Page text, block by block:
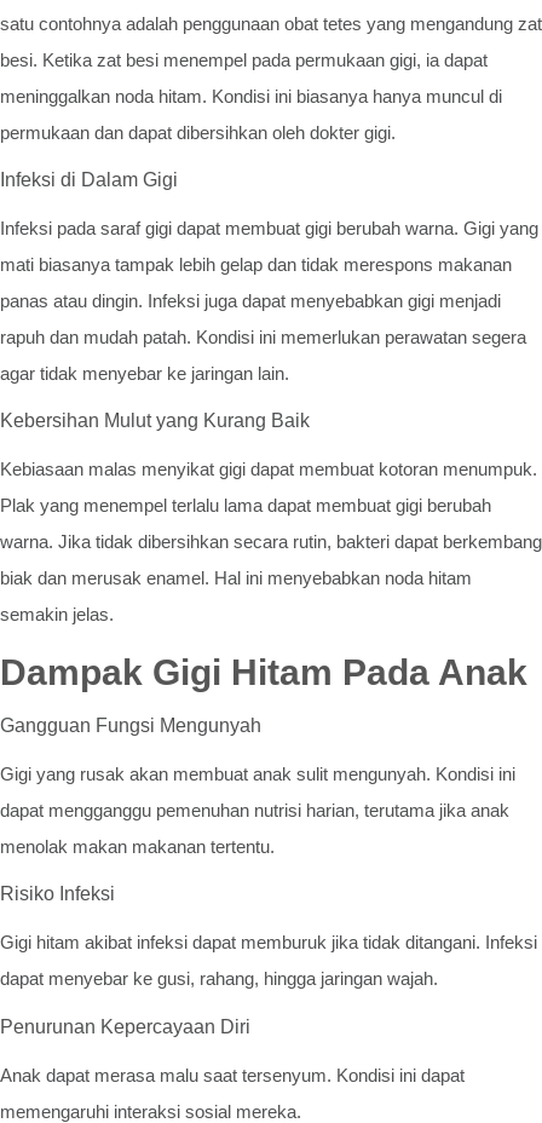
satu contohnya adalah penggunaan obat tetes yang mengandung zat
besi. Ketika zat besi menempel pada permukaan gigi, ia dapat
meninggalkan noda hitam. Kondisi ini biasanya hanya muncul di
permukaan dan dapat dibersihkan oleh dokter gigi.
Infeksi di Dalam Gigi
Infeksi pada saraf gigi dapat membuat gigi berubah warna. Gigi yang
mati biasanya tampak lebih gelap dan tidak merespons makanan
panas atau dingin. Infeksi juga dapat menyebabkan gigi menjadi
rapuh dan mudah patah. Kondisi ini memerlukan perawatan segera
agar tidak menyebar ke jaringan lain.
Kebersihan Mulut yang Kurang Baik
Kebiasaan malas menyikat gigi dapat membuat kotoran menumpuk.
Plak yang menempel terlalu lama dapat membuat gigi berubah
warna. Jika tidak dibersihkan secara rutin, bakteri dapat berkembang
biak dan merusak enamel. Hal ini menyebabkan noda hitam
semakin jelas.
Dampak Gigi Hitam Pada Anak
Gangguan Fungsi Mengunyah
Gigi yang rusak akan membuat anak sulit mengunyah. Kondisi ini
dapat mengganggu pemenuhan nutrisi harian, terutama jika anak
menolak makan makanan tertentu.
Risiko Infeksi
Gigi hitam akibat infeksi dapat memburuk jika tidak ditangani. Infeksi
dapat menyebar ke gusi, rahang, hingga jaringan wajah.
Penurunan Kepercayaan Diri
Anak dapat merasa malu saat tersenyum. Kondisi ini dapat
memengaruhi interaksi sosial mereka.